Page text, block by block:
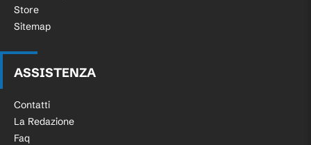
Store
Sitemap
ASSISTENZA
Contatti
La Redazione
Faq